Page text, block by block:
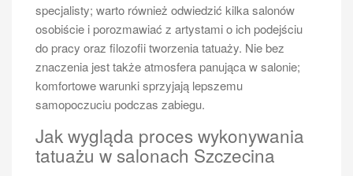
specjalisty; warto również odwiedzić kilka salonów
osobiście i porozmawiać z artystami o ich podejściu
do pracy oraz filozofii tworzenia tatuaży. Nie bez
znaczenia jest także atmosfera panująca w salonie;
komfortowe warunki sprzyjają lepszemu
samopoczuciu podczas zabiegu.
Jak wygląda proces wykonywania
tatuażu w salonach Szczecina